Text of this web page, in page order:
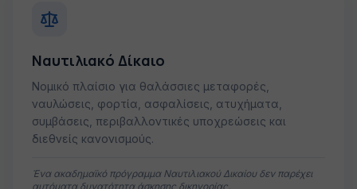
Ναυτιλιακό Δίκαιο
Νομικό πλαίσιο για θαλάσσιες μεταφορές,
ναυλώσεις, φορτία, ασφαλίσεις, ατυχήματα,
συμβάσεις, περιβαλλοντικές υποχρεώσεις και
διεθνείς κανονισμούς.
Ένα ακαδημαϊκό πρόγραμμα Ναυτιλιακού Δικαίου δεν παρέχει
αυτόματα δυνατότητα άσκησης δικηγορίας.